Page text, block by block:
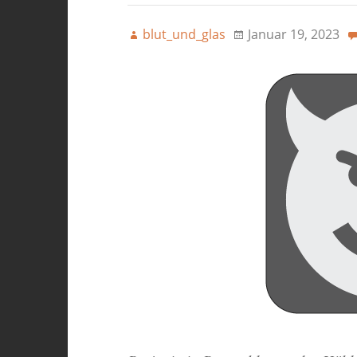
blut_und_glas Januar 19, 2023